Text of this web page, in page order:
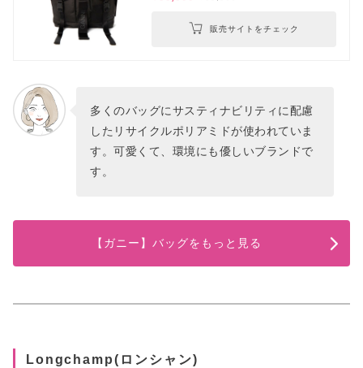
販売サイトをチェック
多くのバッグにサスティナビリティに配慮
したリサイクルポリアミドが使われていま
す。可愛くて、環境にも優しいブランドで
す。
【ガニー】バッグをもっと見る
Longchamp(ロンシャン)